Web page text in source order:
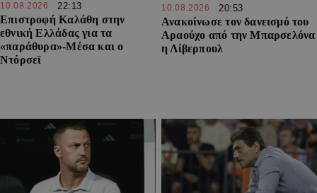
10.08.2026 22:13
Επιστροφή Καλάθη στην
εθνική Ελλάδας για τα
«παράθυρα»-Μέσα και ο
Ντόρσεϊ
10.08.2026 20:53
Ανακοίνωσε τον δανεισμό του
Αραούχο από την Μπαρσελόνα
η Λίβερπουλ